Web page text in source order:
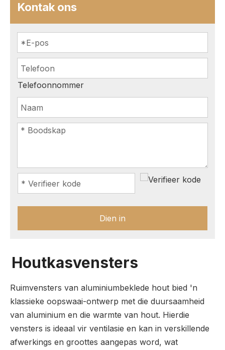
Kontak ons
Telefoonnommer
Dien in
Houtkasvensters
Ruimvensters van aluminiumbeklede hout bied 'n
klassieke oopswaai-ontwerp met die duursaamheid
van aluminium en die warmte van hout. Hierdie
vensters is ideaal vir ventilasie en kan in verskillende
afwerkings en groottes aangepas word, wat